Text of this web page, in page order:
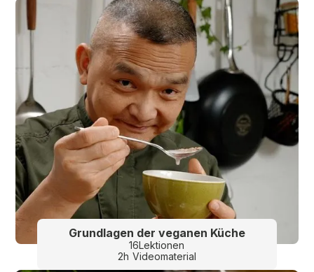
Grundlagen der veganen Küche
16Lektionen
2h Videomaterial